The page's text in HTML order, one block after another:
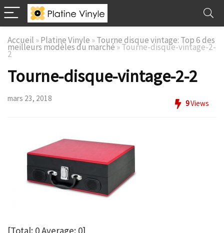
Accueil »Platine Vinyle »Tourne disque vintage: Top 6 des
meilleurs modèles du marché »Tourne-disque-vintage-2-
2
Tourne-disque-vintage-2-2
mars 23, 2018
9Views
[Total: 0Average: 0]